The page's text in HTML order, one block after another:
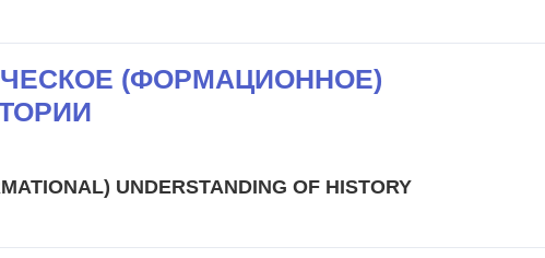
(ФОРМАЦИОННОЕ)
UNDERSTANDING OF HISTORY